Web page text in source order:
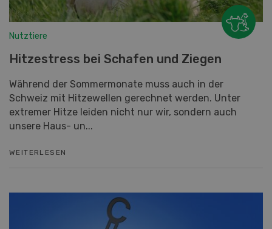
Nutztiere
Hitzestress bei Schafen und Ziegen
Während der Sommermonate muss auch in der
Schweiz mit Hitzewellen gerechnet werden. Unter
extremer Hitze leiden nicht nur wir, sondern auch
unsere Haus- un...
WEITERLESEN